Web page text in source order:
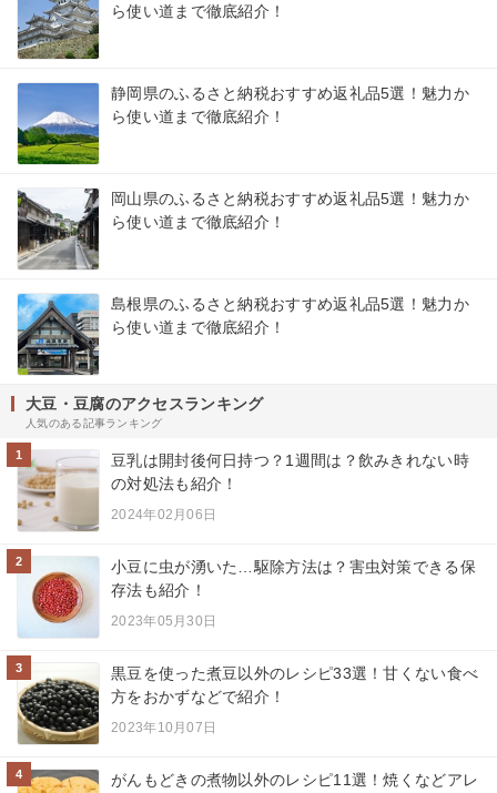
ら使い道まで徹底紹介！
静岡県のふるさと納税おすすめ返礼品5選！魅力か
ら使い道まで徹底紹介！
岡山県のふるさと納税おすすめ返礼品5選！魅力か
ら使い道まで徹底紹介！
島根県のふるさと納税おすすめ返礼品5選！魅力か
ら使い道まで徹底紹介！
大豆・豆腐のアクセスランキング
人気のある記事ランキング
1
豆乳は開封後何日持つ？1週間は？飲みきれない時
の対処法も紹介！
2024年02月06日
2
小豆に虫が湧いた…駆除方法は？害虫対策できる保
存法も紹介！
2023年05月30日
3
黒豆を使った煮豆以外のレシピ33選！甘くない食べ
方をおかずなどで紹介！
2023年10月07日
4
がんもどきの煮物以外のレシピ11選！焼くなどアレ